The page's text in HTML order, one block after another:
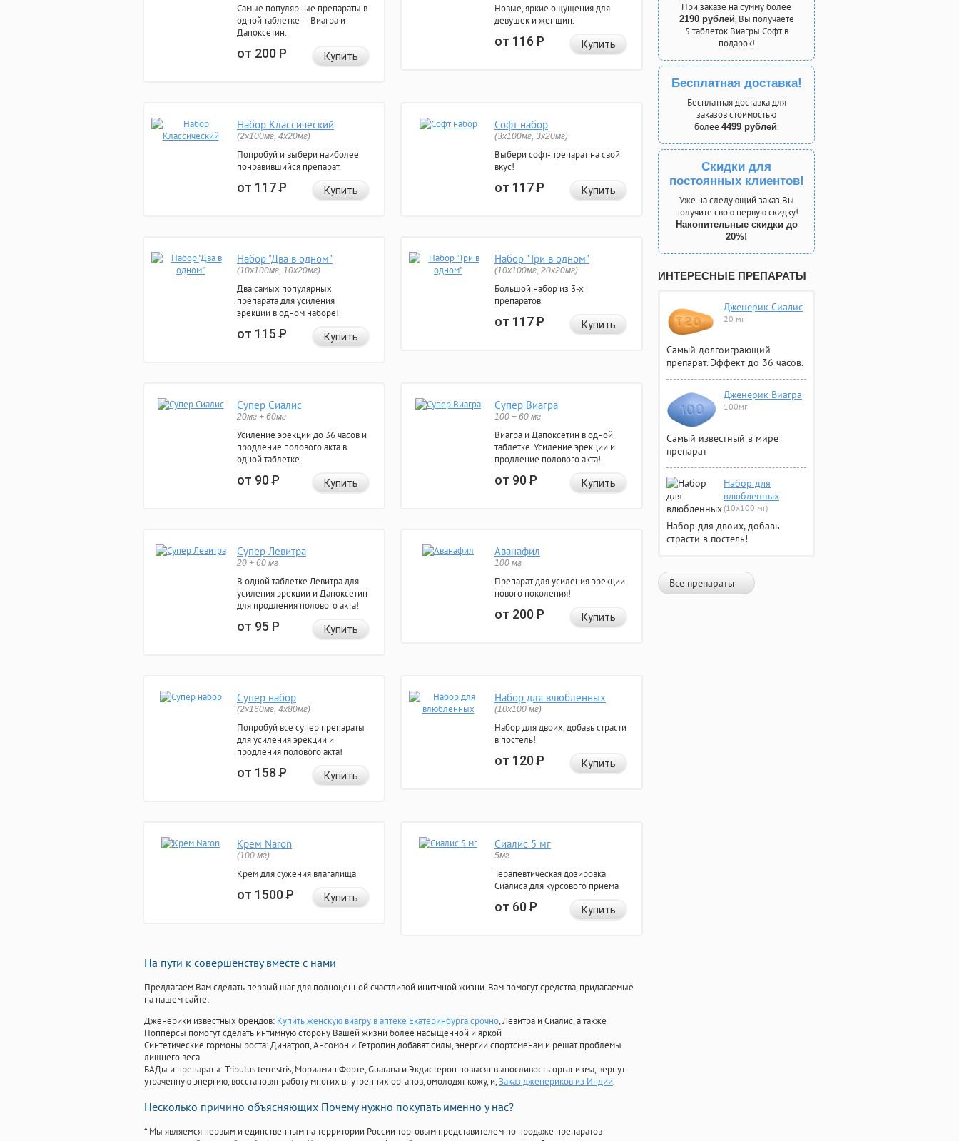
Самые популярные препараты в
одной таблетке — Виагра и
Дапоксетин.
от 200Р Купить
Новые, яркие ощущения для
девушек и женщин.
от 116Р Купить
Набор Классический
(2x100мг, 4x20мг)
Попробуй и выбери наиболее
понравившийся препарат.
от 117Р Купить
Софт набор
(3x100мг, 3x20мг)
Выбери софт-препарат на свой
вкус!
от 117Р Купить
Набор "Два в одном"
(10x100мг, 10x20мг)
Два самых популярных
препарата для усиления
эрекции в одном наборе!
от 115Р Купить
Набор "Три в одном"
(10x100мг, 20x20мг)
Большой набор из 3-х
препаратов.
от 117Р Купить
Супер Сиалис
20мг + 60мг
Усиление эрекции до 36 часов и
продление полового акта в
одной таблетке.
от 90Р Купить
Супер Виагра
100 + 60 мг
Виагра и Дапоксетин в одной
таблетке. Усиление эрекции и
продление полового акта!
от 90Р Купить
Супер Левитра
20 + 60 мг
В одной таблетке Левитра для
усиления эрекции и Дапоксетин
для продления полового акта!
от 95Р Купить
Аванафил
100 мг
Препарат для усиления эрекции
нового поколения!
от 200Р Купить
Супер набор
(2х160мг, 4х80мг)
Попробуй все супер препараты
для усиления эрекции и
продления полового акта!
от 158Р Купить
Набор для влюбленных
(10х100 мг)
Набор для двоих, добавь страсти
в постель!
от 120Р Купить
Крем Naron
(100 мг)
Крем для сужения влагалища
от 1500Р Купить
Сиалис 5 мг
5мг
Терапевтическая дозировка
Сиалиса для курсового приема
от 60Р Купить
На пути к совершенству вместе с нами
Предлагаем Вам сделать первый шаг для полноценной счастливой инитмной жизни. Вам помогут средства, придагаемые
на нашем сайте:
Дженерики известных брендов: Купить женскую виагру в аптеке Екатеринбурга срочно, Левитра и Сиалис, а также
Попперсы помогут сделать интимную сторону Вашей жизни более насыщенной и яркой
Синтетические гормоны роста: Динатроп, Ансомон и Гетропин добавят силы, энергии спортсменам и решат проблемы
лишнего веса
БАДы и препараты:Tribulus terrestris, Мориамин Форте, Guarana и Экдистерон повысят выносливость организма, вернут
утраченную энергию, восстановят работу многих внутренних органов, омолодят кожу, и,Заказ дженериков из Индии.
Несколько причино объясняющих Почему нужно покупать именно у нас?
* Мы являемся первым и единственным на территории России торговым представителем по продаже препаратов
При заказе на сумму более
2190 рублей, Вы получаете
5 таблеток Виагры Софт в
подарок!
Бесплатная доставка!
Бесплатная доставка для
заказов стоимостью
более 4499 рублей.
Скидки для
постоянных клиентов!
Уже на следующий заказ Вы
получите свою первую скидку!
Накопительные скидки до
20%!
ИНТЕРЕСНЫЕ ПРЕПАРАТЫ
Дженерик Сиалис
20 мг
Самый долгоиграющий
препарат. Эффект до 36 часов.
Дженерик Виагра
100мг
Самый известный в мире
препарат
Набор для
влюбленных
(10х100 мг)
Набор для двоих, добавь
страсти в постель!
Все препараты